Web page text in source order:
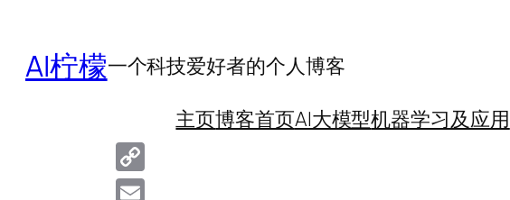
内AI柠檬一个科技爱好者的个人博客
主页博客首页AI大模型机器学习及应用
Copy